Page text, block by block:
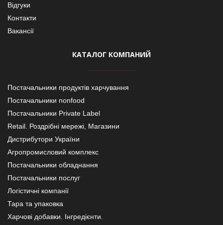
Відгуки
Контакти
Вакансії
КАТАЛОГ КОМПАНИЙ
Постачальники продуктів харчування
Постачальники nonfood
Постачальники Private Label
Retail. Роздрібні мережі, Магазини
Дистрибутори України
Агропромисловий комплекс
Постачальники обладнання
Постачальники послуг
Логістичні компанії
Тара та упаковка
Харчові добавки. Інгредієнти.